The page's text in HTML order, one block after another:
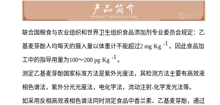
联合国粮食与农业组织和世界卫生组织食品添加剂专业委员会规定：乙
基麦芽酚人均每天的摄入量以体重计不能超过2 mg·Kg -1 。因此食品加
工中的指导用量为100～200 pg·Kg -1 。
测定乙基麦芽酚国家标准方法是紫外光度法，其检测方法主要有高效液
相色谱法，紫外分光光度法，电化学法，流动注射-化学发光法等。
如采用 反相高效液相色谱法同时测定食品中香兰素、乙基麦芽酚，通过